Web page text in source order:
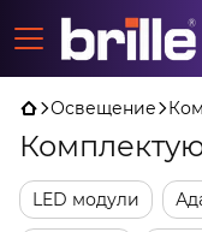
Освещение
LED модули